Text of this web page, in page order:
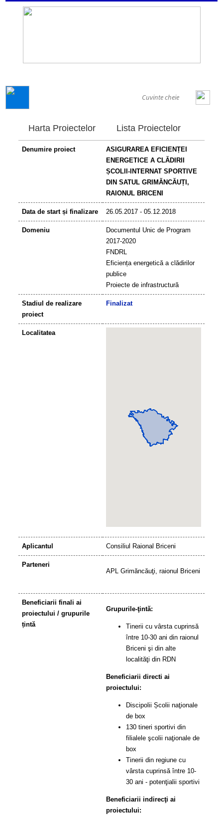
Harta Proiectelor Lista Proiectelor
Denumire proiect
ASIGURAREA EFICIENȚEI
ENERGETICE A CLĂDIRII
ȘCOLII-INTERNAT SPORTIVE
DIN SATUL GRIMĂNCĂUȚI,
RAIONUL BRICENI
Data de start și finalizare 26.05.2017 - 05.12.2018
Domeniu
Documentul Unic de Program
2017-2020
FNDRL
Eficiența energetică a clădirilor
publice
Proiecte de infrastructură
Stadiul de realizare
proiect
Finalizat
Localitatea
Aplicantul Consiliul Raional Briceni
Parteneri
APL Grimăncăuţi, raionul Briceni
Beneficiarii finali ai
proiectului / grupurile
țintă
Grupurile-ţintă:
Tinerii cu vârsta cuprinsă
între 10-30 ani din raionul
Briceni şi din alte
localităţi din RDN
Beneficiarii directi ai
proiectului:
Discipolii Școlii naţionale
de box
130 tineri sportivi din
filialele şcolii naţionale de
box
Tinerii din regiune cu
vârsta cuprinsă între 10-
30 ani - potenţialii sportivi
Beneficiarii indirecţi ai
proiectului: